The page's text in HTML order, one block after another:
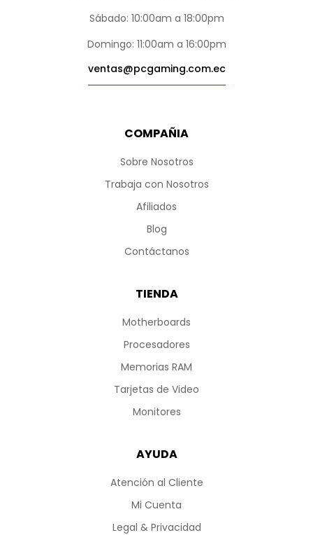
COMPAÑIA
Sobre Nosotros
Trabaja con Nosotros
Afiliados
Blog
Contáctanos
TIENDA
Motherboards
Procesadores
Memorias RAM
Tarjetas de Video
Monitores
AYUDA
Atención al Cliente
Mi Cuenta
Legal & Privacidad
Sábado: 10:00am a 18:00pm
Domingo: 11:00am a 16:00pm
ventas@pcgaming.com.ec